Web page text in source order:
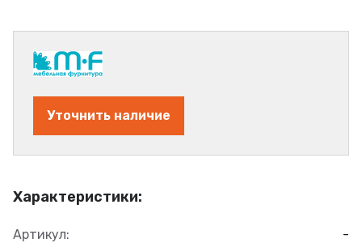
Характеристики:
Артикул: -
Уточнить наличие